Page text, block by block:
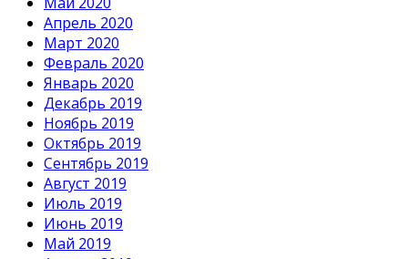
Апрель 2020
Март 2020
Февраль 2020
Январь 2020
Декабрь 2019
Ноябрь 2019
Октябрь 2019
Сентябрь 2019
Август 2019
Июль 2019
Июнь 2019
Май 2019